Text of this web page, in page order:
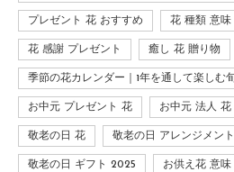
プレゼント 花 おすすめ 花 種類 意味
花 感謝 プレゼント 癒し 花 贈り物
季節の花カレンダー｜1年を通して楽しむ
お中元 プレゼント 花 お中元 法人 花
敬老の日 花 敬老の日 アレンジメント
敬老の日 ギフト 2025 お供え花 意味